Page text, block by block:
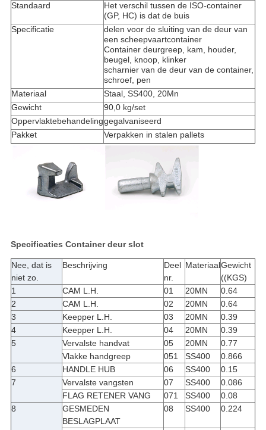
Standaard
Het verschil tussen de ISO-container
(GP, HC) is dat de buis
Specificatie
delen voor de sluiting van de deur van
een scheepvaartcontainer
Container deurgreep, kam, houder,
beugel, knoop, klinker
scharnier van de deur van de container,
schroef, pen
Materiaal
Staal, SS400, 20Mn
Gewicht
90,0 kg/set
Oppervlaktebehandelinggegalvaniseerd
Pakket
Verpakken in stalen pallets
Specificaties Container deur slot
Nee, dat is
niet zo.
Beschrijving
Deel
nr.
MateriaalGewicht
((KGS)
1
CAM L.H. 01 20MN
0.64
2
CAM L.H. 02 20MN
0.64
3
Keepper L.H. 03 20MN
0.39
4
Keepper L.H. 04 20MN
0.39
5
Vervalste handvat 05 20MN
0.77
Vlakke handgreep
051 SS400
0.866
6
HANDLE HUB 06 SS400
0.15
7
Vervalste vangsten 07 SS400
0.086
FLAG RETENER VANG
071 SS400
0.08
8
GESMEDEN
BESLAGPLAAT
08 SS400 0.224